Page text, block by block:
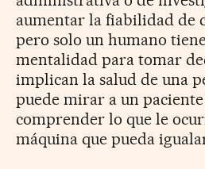
aumentar la fiabilidad de
pero solo un humano
mentalidad para tomar
implican la salud de una
puede mirar a un paciente
comprender lo que le
máquina que pueda